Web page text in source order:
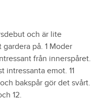
och är lite
på. 1 Moder
från innerspåret.
intressanta emot. 11
bakspår gör det svårt.
12.